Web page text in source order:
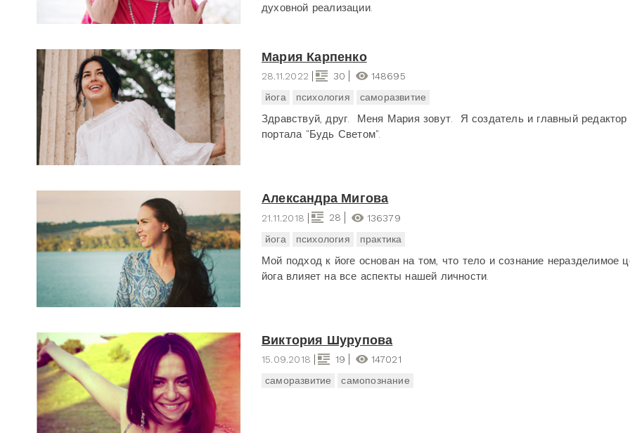
духовной реализации.
Мария Карпенко
28.11.2022 30
148695
йога
психология саморазвитие
Здравствуй, друг. Меня Мария зовут. Я создатель и главный редактор
портала "Будь Светом".
Александра Мигова
21.11.2018 28
136379
йога
психология практика
Мой подход к йоге основан на том, что тело и сознание неразделимое
йога влияет на все аспекты нашей личности.
Виктория Шурупова
15.09.2018 19
147021
саморазвитие
самопознание